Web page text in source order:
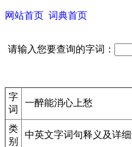
网站首页 词典首页
请输入您要查询的字词：
字
词
一醉能消心上愁
类
别
中英文字词句释义及详